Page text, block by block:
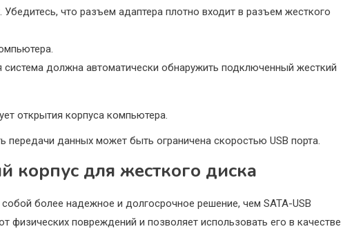
что разъем адаптера плотно входит в разъем жесткого
должна автоматически обнаружить подключенный жесткий
открытия корпуса компьютера.
передачи данных может быть ограничена скоростью USB порта.
для жесткого диска
более надежное и долгосрочное решение, чем SATA-USB
физических повреждений и позволяет использовать его в качестве